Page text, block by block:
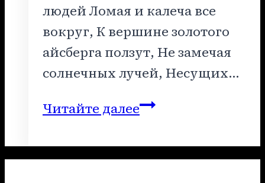
людей Ломая и калеча все
вокруг, К вершине золотого
айсберга ползут, Не замечая
солнечных лучей, Несущих…
Читайте далееПрошли
неутомимого